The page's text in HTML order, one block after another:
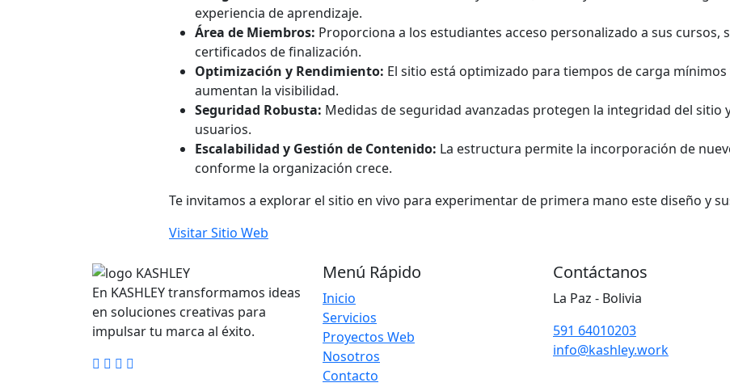
experiencia de aprendizaje.
Área de Miembros: Proporciona a los estudiantes acceso personalizado a sus cursos,
certificados de finalización.
Optimización y Rendimiento: El sitio está optimizado para tiempos de carga mínimos
aumentan la visibilidad.
Seguridad Robusta: Medidas de seguridad avanzadas protegen la integridad del sitio
usuarios.
Escalabilidad y Gestión de Contenido: La estructura permite la incorporación de
conforme la organización crece.
Te invitamos a explorar el sitio en vivo para experimentar de primera mano este diseño y
Visitar Sitio Web
En KASHLEY transformamos ideas
en soluciones creativas para
impulsar tu marca al éxito.
Menú Rápido
Inicio
Servicios
Proyectos Web
Nosotros
Contacto
Contáctanos
La Paz - Bolivia
591 64010203
info@kashley.work